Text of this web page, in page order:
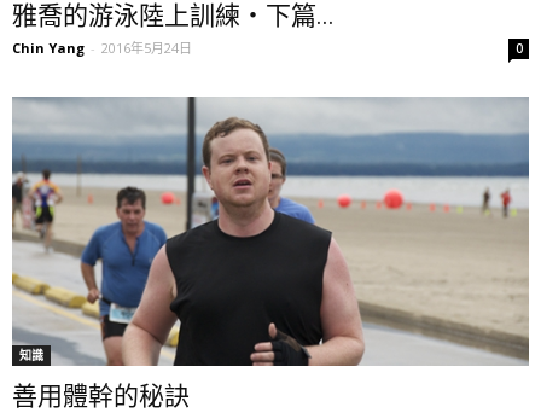
雅喬的游泳陸上訓練・下篇...
Chin Yang - 2016年5月24日 0
知識
善用體幹的秘訣